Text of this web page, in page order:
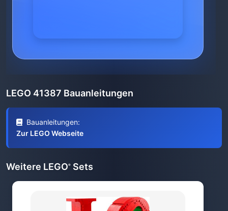
LEGO 41387 Bauanleitungen
Bauanleitungen:
Zur LEGO Webseite
Weitere LEGO® Sets